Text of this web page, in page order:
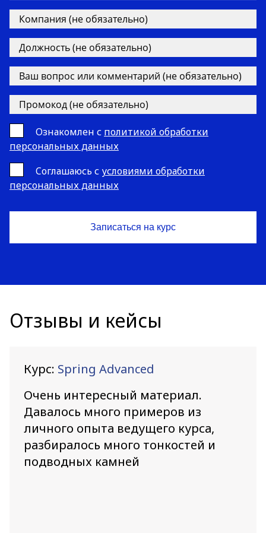
Ознакомлен с политикой обработки
персональных данных
Cоглашаюсь с условиями обработки
персональных данных
Отзывы и кейсы
Курс: Spring Advanced
Очень интересный материал.
Давалось много примеров из
личного опыта ведущего курса,
разбиралось много тонкостей и
подводных камней